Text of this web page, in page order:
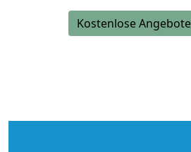
Kostenlose